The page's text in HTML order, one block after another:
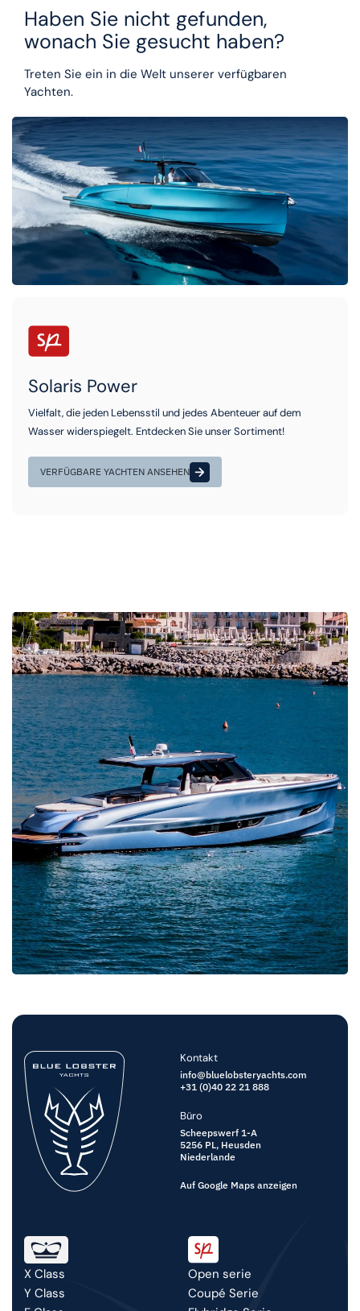
Haben Sie nicht gefunden,
wonach Sie gesucht haben?
Treten Sie ein in die Welt unserer verfügbaren
Yachten.
Solaris Power
Vielfalt, die jeden Lebensstil und jedes Abenteuer auf dem
Wasser widerspiegelt. Entdecken Sie unser Sortiment!
VERFÜGBARE YACHTEN ANSEHEN
Kontakt
info@bluelobsteryachts.com
+31 (0)40 22 21 888
Büro
Scheepswerf 1-A
5256 PL, Heusden
Niederlande
Auf Google Maps anzeigen
X Class
Y Class
Open serie
Coupé Serie